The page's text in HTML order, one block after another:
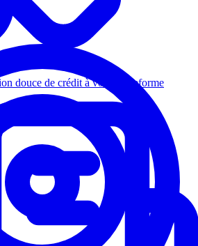
douce de crédit à votre plateforme